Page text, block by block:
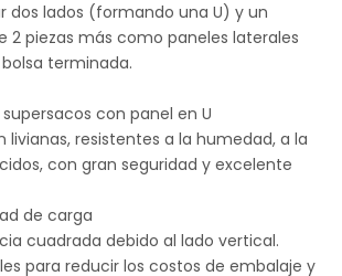
dos lados (formando una U) y un
2 piezas más como paneles laterales
terminada.
con panel en U
livianas, resistentes a la humedad, a la
con gran seguridad y excelente
de carga
cuadrada debido al lado vertical.
para reducir los costos de embalaje y